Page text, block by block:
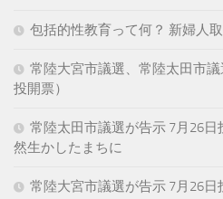
包括的性教育って何？ 新婦人
常陸大宮市議選、常陸太田市
投開票）
常陸太田市議選が告示 7月26日
然生かしたまちに
常陸大宮市議選が告示 7月26